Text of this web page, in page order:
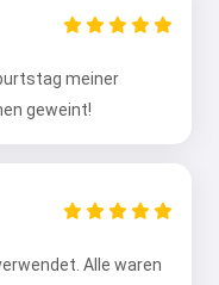
meiner
geweint!
Alle waren
Gedichte
🥰